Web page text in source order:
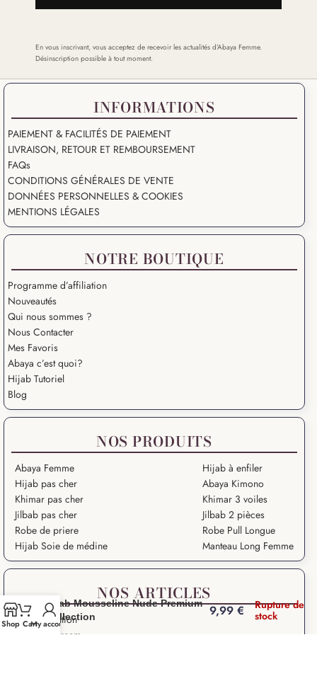
En vous inscrivant, vous acceptez de recevoir les actualités d’Abaya Femme.
Désinscription possible à tout moment.
INFORMATIONS
PAIEMENT & FACILITÉS DE PAIEMENT
LIVRAISON, RETOUR ET REMBOURSEMENT
FAQs
CONDITIONS GÉNÉRALES DE VENTE
DONNÉES PERSONNELLES & COOKIES
MENTIONS LÉGALES
NOTRE BOUTIQUE
Programme d’affiliation
Nouveautés
Qui nous sommes ?
Nous Contacter
Mes Favoris
Abaya c’est quoi?
Hijab Tutoriel
Blog
NOS PRODUITS
Abaya Femme
Hijab pas cher
Khimar pas cher
Jilbab pas cher
Robe de priere
Hijab Soie de médine
Hijab à enfiler
Abaya Kimono
Khimar 3 voiles
Jilbab 2 pièces
Robe Pull Longue
Manteau Long Femme
NOS ARTICLES
Grande Ablution
Ramadan Kareem
Shop CartMy account
Hijab Mousseline Nude Premium
Collection
9,99€
Rupture de
stock